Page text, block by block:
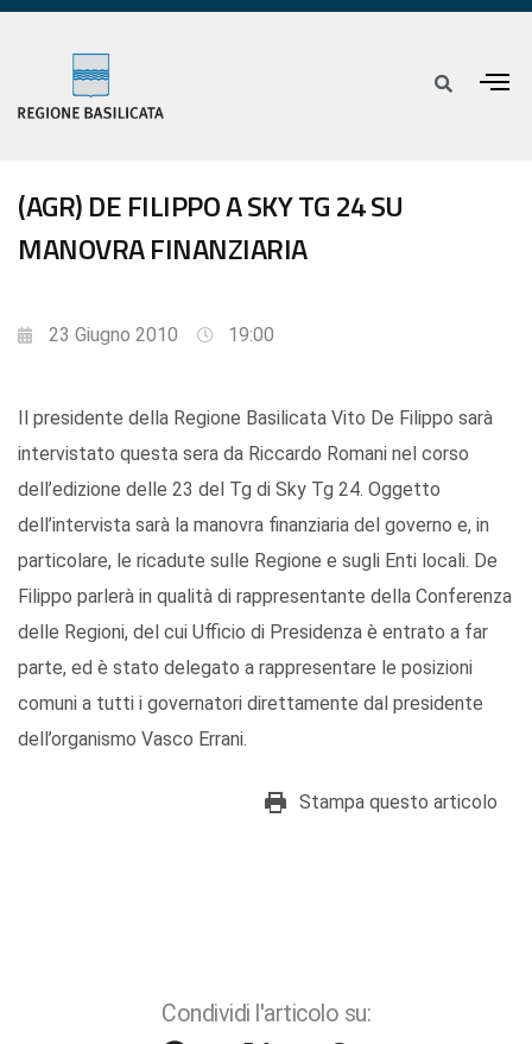
(AGR) DE FILIPPO A SKY TG 24 SU
MANOVRA FINANZIARIA
23 Giugno 2010 19:00
Il presidente della Regione Basilicata Vito De Filippo sarà
intervistato questa sera da Riccardo Romani nel corso
dell’edizione delle 23 del Tg di Sky Tg 24. Oggetto
dell’intervista sarà la manovra finanziaria del governo e, in
particolare, le ricadute sulle Regione e sugli Enti locali. De
Filippo parlerà in qualità di rappresentante della Conferenza
delle Regioni, del cui Ufficio di Presidenza è entrato a far
parte, ed è stato delegato a rappresentare le posizioni
comuni a tutti i governatori direttamente dal presidente
dell’organismo Vasco Errani.
Stampa questo articolo
Condividi l'articolo su: